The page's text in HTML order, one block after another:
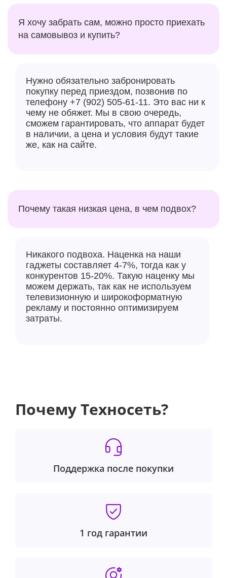
Я хочу забрать сам, можно просто приехать
на самовывоз и купить?
Нужно обязательно забронировать
покупку перед приездом, позвонив по
телефону +7 (902) 505-61-11. Это вас ни к
чему не обяжет. Мы в свою очередь,
сможем гарантировать, что аппарат будет
в наличии, а цена и условия будут такие
же, как на сайте.
Почему такая низкая цена, в чем подвох?
Никакого подвоха. Наценка на наши
гаджеты составляет 4-7%, тогда как у
конкурентов 15-20%. Такую наценку мы
можем держать, так как не используем
телевизионную и широкоформатную
рекламу и постоянно оптимизируем
затраты.
Почему Техносеть?
Поддержка после покупки
1 год гарантии